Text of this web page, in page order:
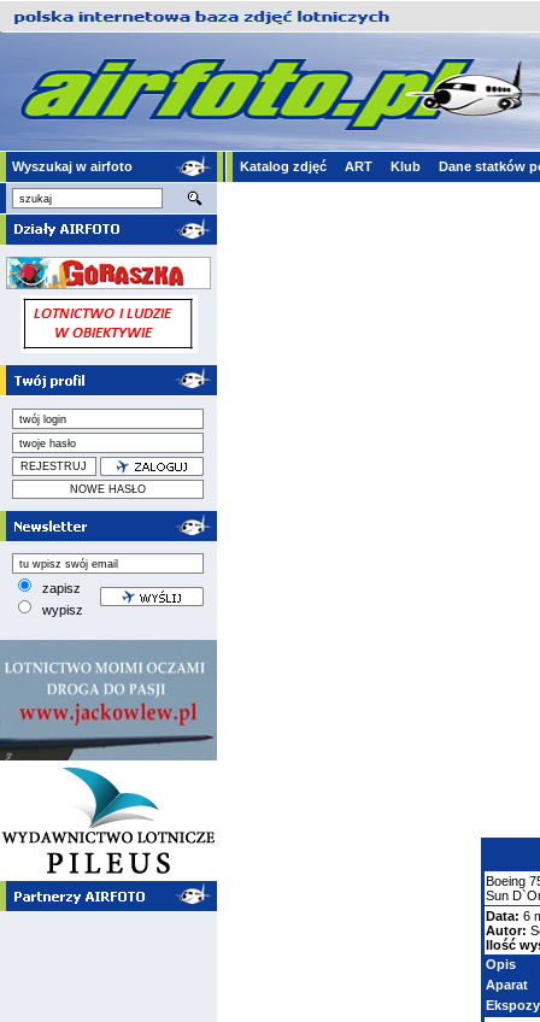
Wyszukaj w airfoto Katalog zdjęć ART Klub Dane statków
zapisz
wypisz
Boeing
Sun
Data: 6
Autor:
Ilość
Opis
Aparat